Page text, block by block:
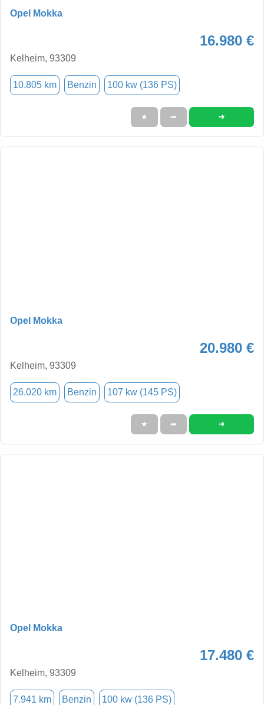
Opel Mokka
16.980 €
Kelheim, 93309
10.805 km Benzin 100 kw (136 PS)
★ ➦ ➜
Opel Mokka
20.980 €
Kelheim, 93309
26.020 km Benzin 107 kw (145 PS)
★ ➦ ➜
Opel Mokka
17.480 €
Kelheim, 93309
7.941 km Benzin 100 kw (136 PS)